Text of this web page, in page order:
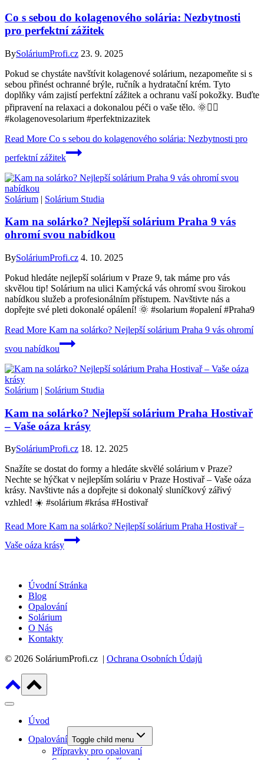
Co s sebou do kolagenového solária: Nezbytnosti
pro perfektní zážitek
BySoláriumProfi.cz 23. 9. 2025
Pokud se chystáte navštívit kolagenové solárium, nezapomeňte si s
sebou přinést ochranné brýle, ručník a hydratační krém. Tyto
doplňky vám zajistí perfektní zážitek a ochranu vaší pokožky. Buďte
připravení na relaxaci a dokonalou péči o vaše tělo. 🌞💆‍♀️
#kolagenovesolarium #perfektnizazitek
Read More Co s sebou do kolagenového solária: Nezbytnosti pro
perfektní zážitek
Solárium | Solárium Studia
Kam na solárko? Nejlepší solárium Praha 9 vás
ohromí svou nabídkou
BySoláriumProfi.cz 4. 10. 2025
Pokud hledáte nejlepší solárium v Praze 9, tak máme pro vás
skvělou tip! Solárium na ulici Kamýcká vás ohromí svou širokou
nabídkou služeb a profesionálním přístupem. Navštivte nás a
dopřejte své pleti dokonalé opálení! 🌞 #solarium #opalení #Praha9
Read More Kam na solárko? Nejlepší solárium Praha 9 vás ohromí
svou nabídkou
Solárium | Solárium Studia
Kam na solárko? Nejlepší solárium Praha Hostivař
– Vaše oáza krásy
BySoláriumProfi.cz 18. 12. 2025
Snažíte se dostat do formy a hledáte skvělé solárium v Praze?
Nechte se hýčkat v nejlepším soláriu v Praze Hostivař – Vaše oáza
krásy. Navštivte nás a dopřejte si dokonalý sluníčkový zářivý
vzhled! ☀️ #solárium #krása #Hostivař
Read More Kam na solárko? Nejlepší solárium Praha Hostivař –
Vaše oáza krásy
Úvodní Stránka
Blog
Opalování
Solárium
O Nás
Kontakty
© 2026 SoláriumProfi.cz | Ochrana Osobních Údajů
Úvod
Opalování Toggle child menu
Přípravky pro opalovaní